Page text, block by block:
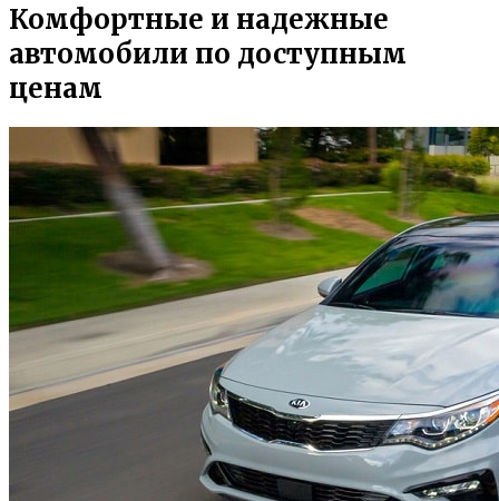
Комфортные и надежные
автомобили по доступным
ценам